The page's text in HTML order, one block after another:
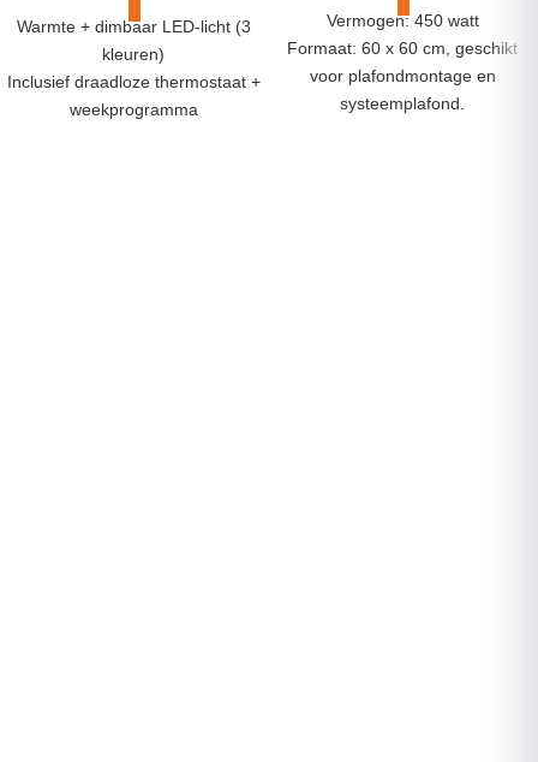
Warmte + dimbaar LED-licht (3
kleuren)
Inclusief draadloze thermostaat +
weekprogramma
Vermogen: 450 watt
Formaat: 60 x 60 cm, geschikt
voor plafondmontage en
systeemplafond.